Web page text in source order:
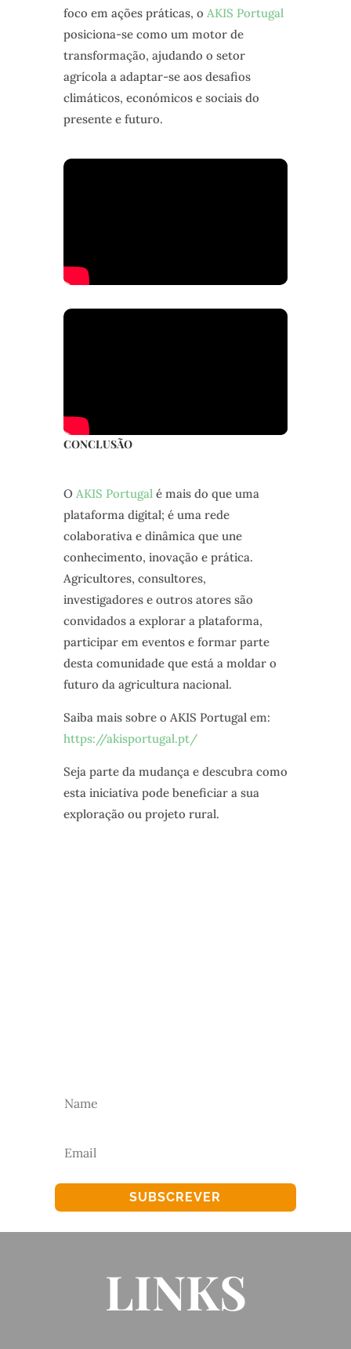
foco em ações práticas, o AKIS Portugal
posiciona-se como um motor de
transformação, ajudando o setor
agrícola a adaptar-se aos desafios
climáticos, económicos e sociais do
presente e futuro.
CONCLUSÃO
O AKIS Portugal é mais do que uma
plataforma digital; é uma rede
colaborativa e dinâmica que une
conhecimento, inovação e prática.
Agricultores, consultores,
investigadores e outros atores são
convidados a explorar a plataforma,
participar em eventos e formar parte
desta comunidade que está a moldar o
futuro da agricultura nacional.
Saiba mais sobre o AKIS Portugal em:
https://akisportugal.pt/
Seja parte da mudança e descubra como
esta iniciativa pode beneficiar a sua
exploração ou projeto rural.
SUBSCREVER
LINKS